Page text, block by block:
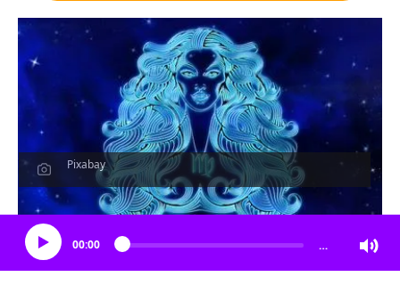
Pixabay
Escucha el artículo
00:00 …